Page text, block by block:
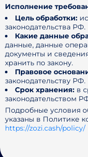
Исполнение
Цель обработки:
законодательства РФ.
Какие данные
данные, данные
документы и
хранить по закону.
Правовое
законодательству РФ.
Срок хранения: в
законодательством
Подробные условия
указаны в Политике
https://zozi.cash/policy/